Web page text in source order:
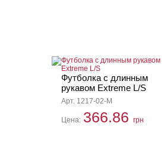
Футболка с длинным
рукавом Extreme L/S
Арт. 1217-02-M
Цена: 366.86 грн